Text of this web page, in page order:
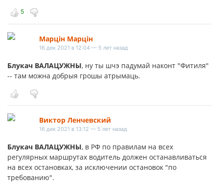
5
Марцiн Марцiн
16 дек 2021 в 12:04 — 5 лет назад
Блукач ВАЛАЦУЖНЫ, ну ты шчэ падумай наконт "Фитиля"
-- там можна добрыя грошы атрымаць.
Виктор Ленчевский
16 дек 2021 в 13:12 — 5 лет назад
Блукач ВАЛАЦУЖНЫ, в РФ по правилам на всех
регулярных маршрутах водитель должен останавливаться
на всех остановках, за исключении остановок "по
требованию".